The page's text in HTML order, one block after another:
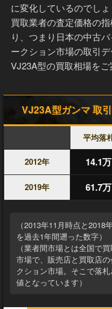
に変化しているのでしょ
買取業者の査定価格の
り、つまり日本の中古
ークション市場の取引
VJ23A型の買取相場をご
VJ23A型ガンマ 取
平均落
2012年 14.1
2019年 61.7
（2013年11月時点と
を過去1年間遡った数字）
（業者間市場とは全国で
市場で、販売店と買取店
クション市場。そこで落
値となっています）